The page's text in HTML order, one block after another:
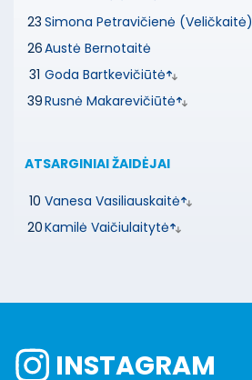
23 Simona Petravičienė (Veličkaitė)
26Austė Bernotaitė
31 Goda Bartkevičiūtė
39Rusnė Makarevičiūtė
ATSARGINIAI ŽAIDĖJAI
10 Vanesa Vasiliauskaitė
20Kamilė Vaičiulaitytė
INSTAGRAM